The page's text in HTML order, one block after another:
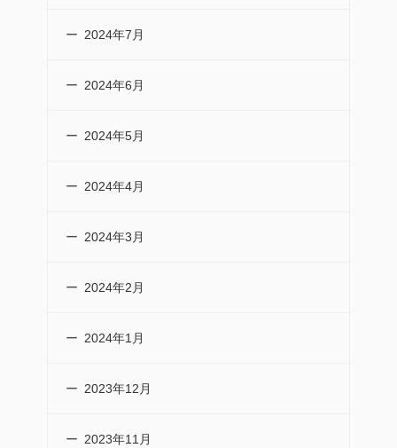
2024年7月
2024年6月
2024年5月
2024年4月
2024年3月
2024年2月
2024年1月
2023年12月
2023年11月